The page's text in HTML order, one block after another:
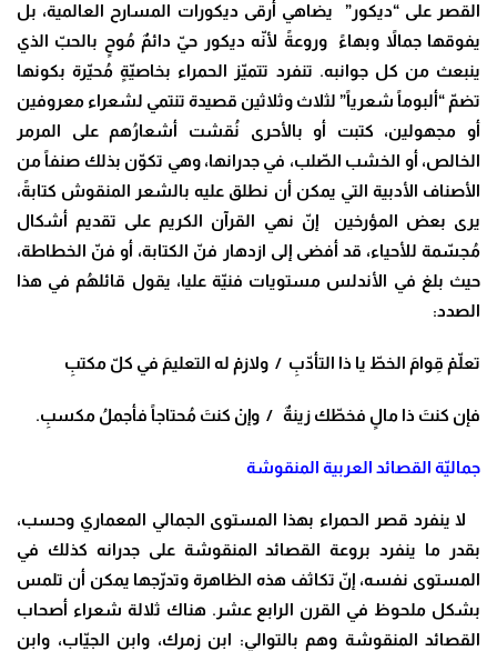
القصر على “ديكور” يضاهي أرقى ديكورات المسارح العالمية، بل
يفوقها جمالاً وبهاءً وروعةً لأنّه ديكور حيّ دائمٌ مُوحٍ بالحبّ الذي
ينبعث من كل جوانبه. تنفرد تتميّز الحمراء بخاصيّةٍ مُحيّرة بكونها
تضمّ “ألبوماً شعرياً” لثلاث وثلاثين قصيدة تنتمي لشعراء معروفين
أو مجهولين، كتبت أو بالأحرى نُقشت أشعارُهم على المرمر
الخالص، أو الخشب الصّلب، في جدرانها، وهي تكوّن بذلك صنفاً من
الأصناف الأدبية التي يمكن أن نطلق عليه بالشعر المنقوش كتابةً،
يرى بعض المؤرخين إنّ نهي القرآن الكريم على تقديم أشكال
مُجسّمة للأحياء، قد أفضى إلى ازدهار فنّ الكتابة، أو فنّ الخطاطة،
حيث بلغ في الأندلس مستويات فنيّة عليا، يقول قائلهُم في هذا
الصدد:
تعلّمْ قِوامَ الخطّ يا ذا التأدّبِ / ولازمْ له التعليمَ في كلّ مكتبِ
فإن كنتَ ذا مالٍ فخطّك زينةٌ / وإنْ كنتَ مُحتاجاً فأجملُ مكسبِ.
جماليّة القصائد العربية المنقوشة
لا ينفرد قصر الحمراء بهذا المستوى الجمالي المعماري وحسب،
بقدر ما ينفرد بروعة القصائد المنقوشة على جدرانه كذلك في
المستوى نفسه، إنّ تكاثف هذه الظاهرة وتدرّجها يمكن أن تلمس
بشكل ملحوظ في القرن الرابع عشر. هناك ثلالة شعراء أصحاب
القصائد المنقوشة وهم بالتوالي: ابن زمرك، وابن الجيّاب، وابن